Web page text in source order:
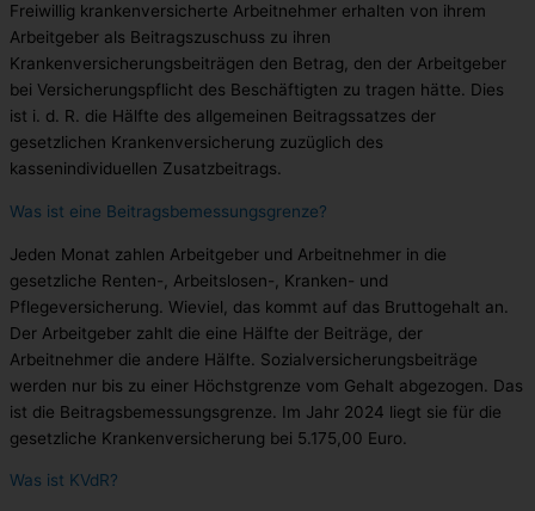
Freiwillig krankenversicherte Arbeitnehmer erhalten von ihrem
Arbeitgeber als Beitragszuschuss zu ihren
Krankenversicherungsbeiträgen den Betrag, den der Arbeitgeber
bei Versicherungspflicht des Beschäftigten zu tragen hätte. Dies
ist i. d. R. die Hälfte des allgemeinen Beitragssatzes der
gesetzlichen Krankenversicherung zuzüglich des
kassenindividuellen Zusatzbeitrags.
Was ist eine Beitragsbemessungsgrenze?
Jeden Monat zahlen Arbeitgeber und Arbeitnehmer in die
gesetzliche Renten-, Arbeitslosen-, Kranken- und
Pflegeversicherung. Wieviel, das kommt auf das Bruttogehalt an.
Der Arbeitgeber zahlt die eine Hälfte der Beiträge, der
Arbeitnehmer die andere Hälfte. Sozialversicherungsbeiträge
werden nur bis zu einer Höchstgrenze vom Gehalt abgezogen. Das
ist die Beitragsbemessungsgrenze. Im Jahr 2024 liegt sie für die
gesetzliche Krankenversicherung bei 5.175,00 Euro.
Was ist KVdR?